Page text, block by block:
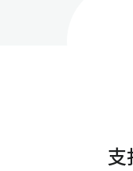
支